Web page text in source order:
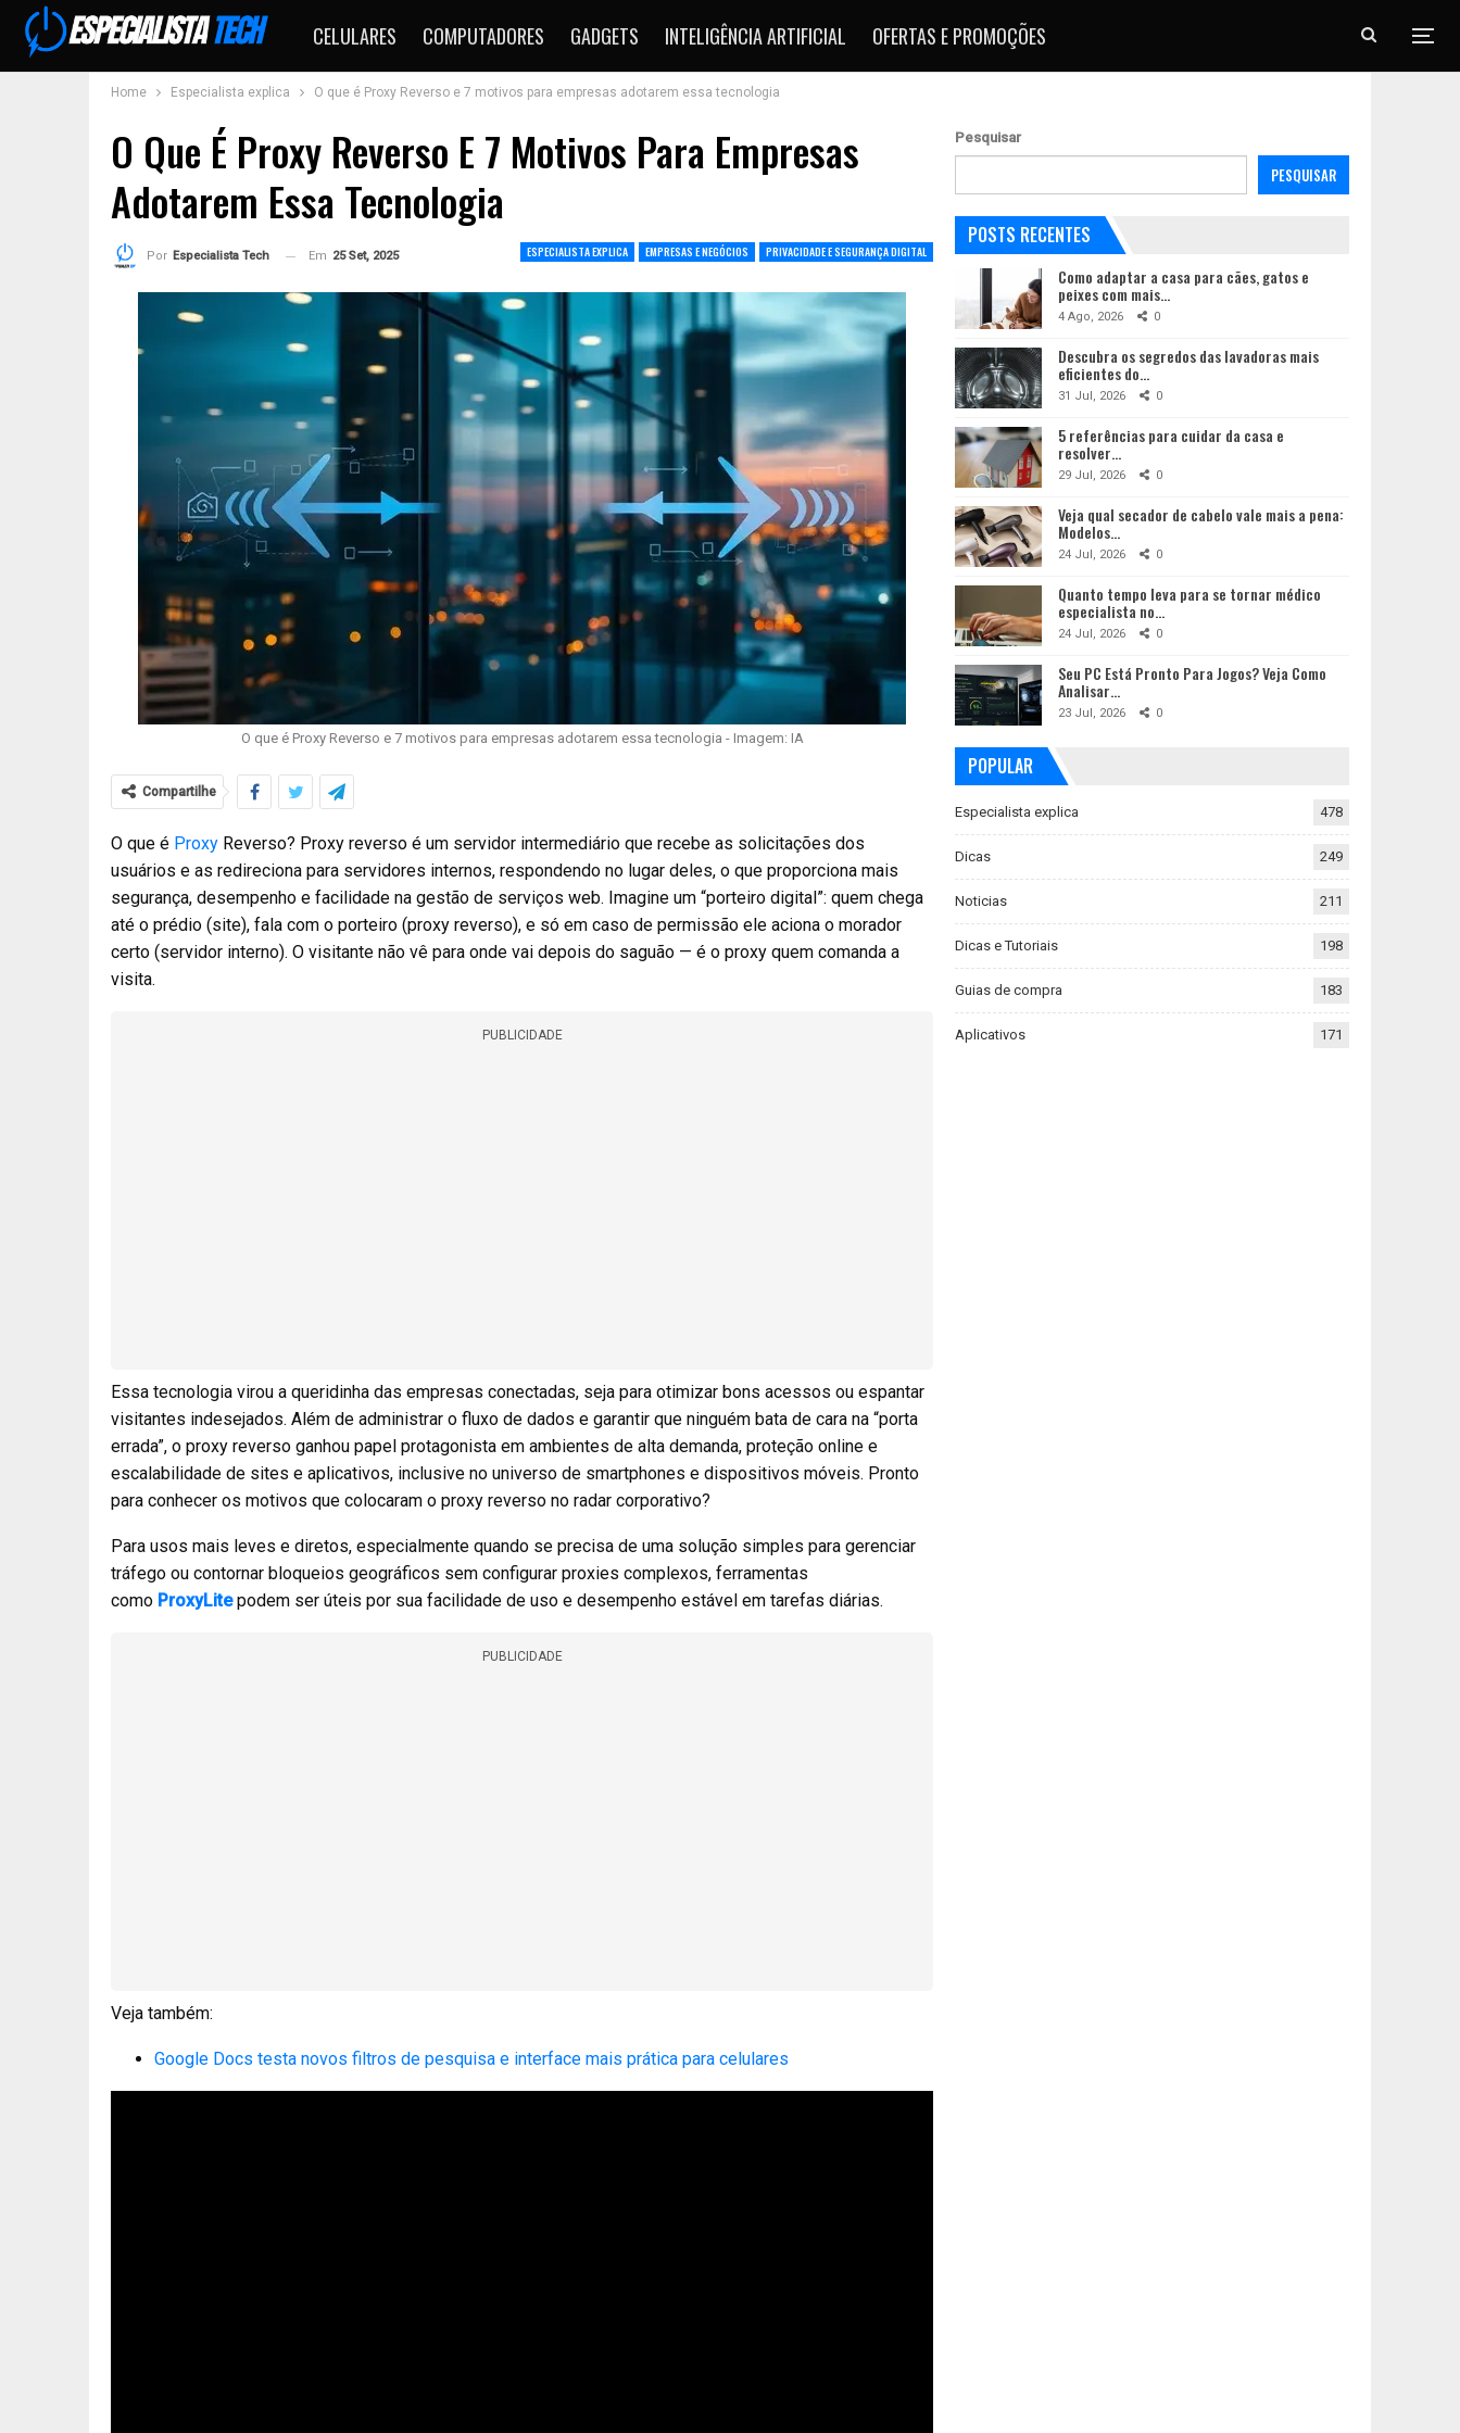
CELULARES COMPUTADORES GADGETS INTELIGÊNCIA ARTIFICIAL OFERTAS E PROMOÇÕES
Home Especialista explica O que é Proxy Reverso e 7 motivos para empresas adotarem essa tecnologia
O Que É Proxy Reverso E 7 Motivos Para Empresas
Adotarem Essa Tecnologia
ESPECIALISTA EXPLICA EMPRESAS E NEGÓCIOS PRIVACIDADE E SEGURANÇA DIGITAL
Por Especialista Tech Em 25 Set, 2025
O que é Proxy Reverso e 7 motivos para empresas adotarem essa tecnologia - Imagem: IA
Compartilhe
O que é Proxy Reverso? Proxy reverso é um servidor intermediário que recebe as solicitações dos
usuários e as redireciona para servidores internos, respondendo no lugar deles, o que proporciona mais
segurança, desempenho e facilidade na gestão de serviços web. Imagine um “porteiro digital”: quem chega
até o prédio (site), fala com o porteiro (proxy reverso), e só em caso de permissão ele aciona o morador
certo (servidor interno). O visitante não vê para onde vai depois do saguão — é o proxy quem comanda a
visita.
PUBLICIDADE
Essa tecnologia virou a queridinha das empresas conectadas, seja para otimizar bons acessos ou espantar
visitantes indesejados. Além de administrar o fluxo de dados e garantir que ninguém bata de cara na “porta
errada”, o proxy reverso ganhou papel protagonista em ambientes de alta demanda, proteção online e
escalabilidade de sites e aplicativos, inclusive no universo de smartphones e dispositivos móveis. Pronto
para conhecer os motivos que colocaram o proxy reverso no radar corporativo?
Para usos mais leves e diretos, especialmente quando se precisa de uma solução simples para gerenciar
tráfego ou contornar bloqueios geográficos sem configurar proxies complexos, ferramentas
como ProxyLitepodem ser úteis por sua facilidade de uso e desempenho estável em tarefas diárias.
PUBLICIDADE
Veja também:
Google Docs testa novos filtros de pesquisa e interface mais prática para celulares
Pesquisar
PESQUISAR
POSTS RECENTES
Como adaptar a casa para cães, gatos e
peixes com mais…
4 Ago, 2026 0
Descubra os segredos das lavadoras mais
eficientes do…
31 Jul, 2026 0
5 referências para cuidar da casa e
resolver…
29 Jul, 2026 0
Veja qual secador de cabelo vale mais a pena:
Modelos…
24 Jul, 2026 0
Quanto tempo leva para se tornar médico
especialista no…
24 Jul, 2026 0
Seu PC Está Pronto Para Jogos? Veja Como
Analisar…
23 Jul, 2026 0
POPULAR
Especialista explica 478
Dicas 249
Noticias 211
Dicas e Tutoriais 198
Guias de compra 183
Aplicativos 171